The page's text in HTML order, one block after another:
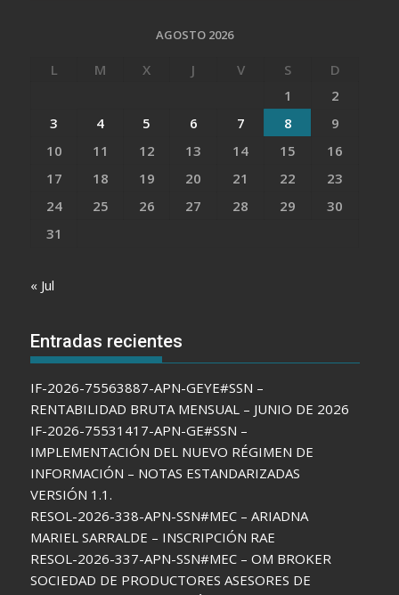
AGOSTO 2026
L M X J V S
D
1
2
3
4 5 6 7 8
9
10
11 12 13 14 15
16
17
18 19 20 21 22
23
24
25 26 27 28 29
30
31
« Jul
Entradas recientes
IF-2026-75563887-APN-GEYE#SSN –
RENTABILIDAD BRUTA MENSUAL – JUNIO DE 2026
IF-2026-75531417-APN-GE#SSN –
IMPLEMENTACIÓN DEL NUEVO RÉGIMEN DE
INFORMACIÓN – NOTAS ESTANDARIZADAS
VERSIÓN 1.1.
RESOL-2026-338-APN-SSN#MEC – ARIADNA
MARIEL SARRALDE – INSCRIPCIÓN RAE
RESOL-2026-337-APN-SSN#MEC – OM BROKER
SOCIEDAD DE PRODUCTORES ASESORES DE